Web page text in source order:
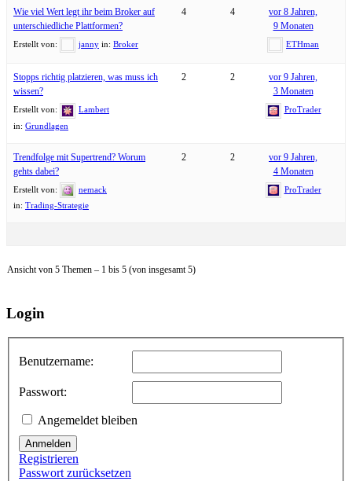
Wie viel Wert legt ihr beim Broker auf
unterschiedliche Plattformen?
Erstellt von: janny in: Broker
4 4
vor 8 Jahren,
9 Monaten
ETHman
Stopps richtig platzieren, was muss ich
wissen?
Erstellt von:
Lambert
in: Grundlagen
2 2
vor 9 Jahren,
3 Monaten
ProTrader
Trendfolge mit Supertrend? Worum
gehts dabei?
Erstellt von:
nemack
in: Trading-Strategie
2 2
vor 9 Jahren,
4 Monaten
ProTrader
Ansicht von 5 Themen – 1 bis 5 (von insgesamt 5)
Login
Benutzername:
Passwort:
Angemeldet bleiben
Anmelden
Registrieren
Passwort zurücksetzen